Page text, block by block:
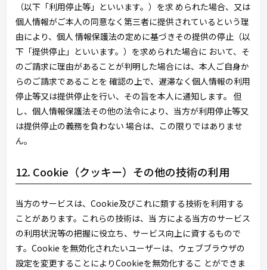
（以下「利用停止等」といいます。）を求 められた場合、又は
個人情報がご本人の同意なく第三者に提供されているという理
由により、個人 情報保護法の定めに基づきその提供の停止（以
下「提供停止」といいます。）を求められた場合に おいて、そ
のご請求に理由があることが判明した場合には、本人ご自身か
らのご請求であることを 確認の上で、遅滞なく個人情報の利用
停止等又は提供停止を行い、その旨を本人に通知します。 但
し、個人情報保護法その他の法令により、当方が利用停止等又
は提供停止の義務を負わない 場合は、この限りではありませ
ん。
12. Cookie（クッキー）その他の技術の利用
当方のサービスは、Cookie及びこれに類する技術を利用する
ことがあります。これらの技術は、当 方による当方のサービス
の利用状況等の把握に役立ち、サービス向上に資するもので
す。Cookie を無効化されたいユーザーは、ウェブブラウザの
設定を変更することによりCookieを無効化するこ とができま